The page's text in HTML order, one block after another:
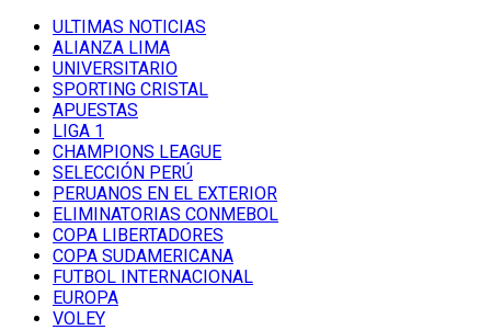
ULTIMAS NOTICIAS
ALIANZA LIMA
UNIVERSITARIO
SPORTING CRISTAL
APUESTAS
LIGA 1
CHAMPIONS LEAGUE
SELECCIÓN PERÚ
PERUANOS EN EL EXTERIOR
ELIMINATORIAS CONMEBOL
COPA LIBERTADORES
COPA SUDAMERICANA
FUTBOL INTERNACIONAL
EUROPA
VOLEY